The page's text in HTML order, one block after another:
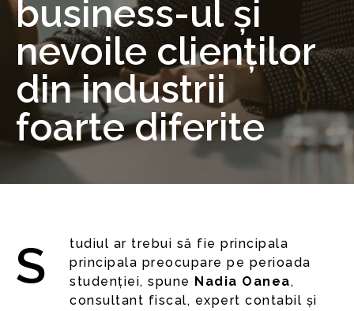
business-ul și
nevoile clienților
din industrii
foarte diferite
Studiul ar trebui să fie principala
principala preocupare pe perioada
studenției, spune Nadia Oanea,
consultant fiscal, expert contabil și